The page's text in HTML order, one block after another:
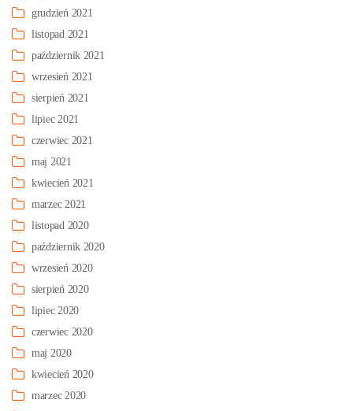
grudzień 2021
listopad 2021
październik 2021
wrzesień 2021
sierpień 2021
lipiec 2021
czerwiec 2021
maj 2021
kwiecień 2021
marzec 2021
listopad 2020
październik 2020
wrzesień 2020
sierpień 2020
lipiec 2020
czerwiec 2020
maj 2020
kwiecień 2020
marzec 2020